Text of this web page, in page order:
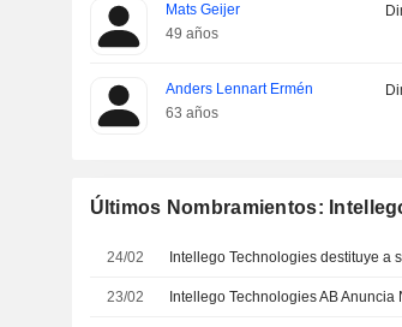
Mats Geijer
49 años
Anders Lennart Ermén
63 años
Últimos Nombramientos:
24/02 Intellego Technologies destituye a
23/02